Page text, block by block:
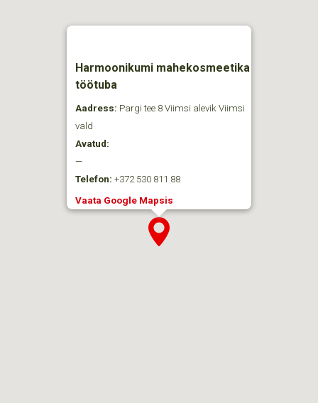
Harmoonikumi mahekosmeetika
töötuba
Aadress: Pargi tee 8 Viimsi alevik Viimsi
vald
Avatud:
—
Telefon: +372 530 811 88
Vaata Google Mapsis